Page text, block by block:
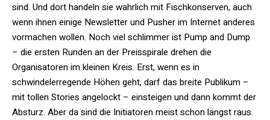
sind. Und dort handeln sie wahrlich mit Fischkonserven, auch
wenn ihnen einige Newsletter und Pusher im Internet anderes
vormachen wollen. Noch viel schlimmer ist Pump and Dump
– die ersten Runden an der Preisspirale drehen die
Organisatoren im kleinen Kreis. Erst, wenn es in
schwindelerregende Höhen geht, darf das breite Publikum –
mit tollen Stories angelockt – einsteigen und dann kommt der
Absturz. Aber da sind die Initiatoren meist schon längst raus.